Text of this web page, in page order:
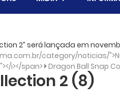
2” será lançada em
category/noticias/
i></span> Dragon Ball Snap
2 (8)